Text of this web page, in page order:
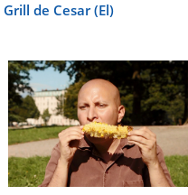
Grill de Cesar (El)